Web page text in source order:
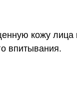
кожу лица и
впитывания.